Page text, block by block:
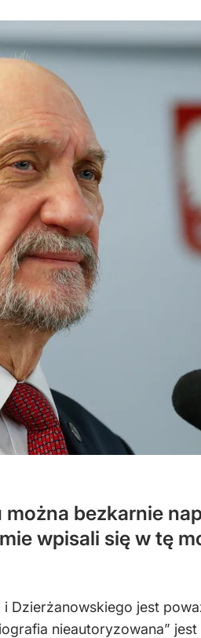
bezkarnie
wpisali się w tę
Dzierżanowskiego jest
nieautoryzowana”